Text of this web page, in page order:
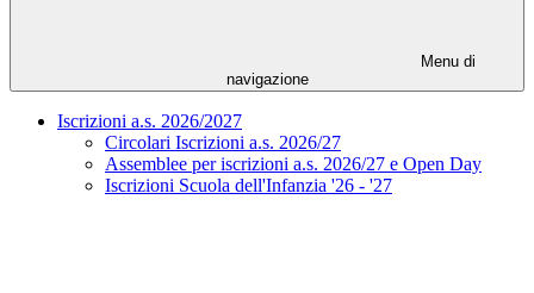
Menu di
navigazione
Iscrizioni a.s. 2026/2027
Circolari Iscrizioni a.s. 2026/27
Assemblee per iscrizioni a.s. 2026/27 e Open Day
Iscrizioni Scuola dell'Infanzia '26 - '27